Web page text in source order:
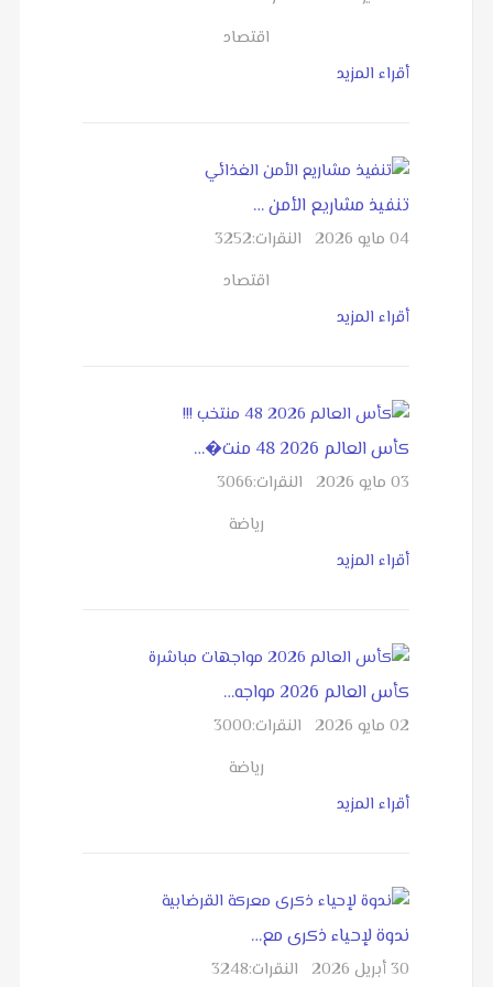
اقتصاد
أقراء المزيد
تنفيذ مشاريع الأمن …
04 مايو 2026 النقرات:3252
اقتصاد
أقراء المزيد
كأس العالم 2026 48 منت�…
03 مايو 2026 النقرات:3066
رياضة
أقراء المزيد
كأس العالم 2026 مواجه…
02 مايو 2026 النقرات:3000
رياضة
أقراء المزيد
ندوة لإحياء ذكرى مع…
30 أبريل 2026 النقرات:3248